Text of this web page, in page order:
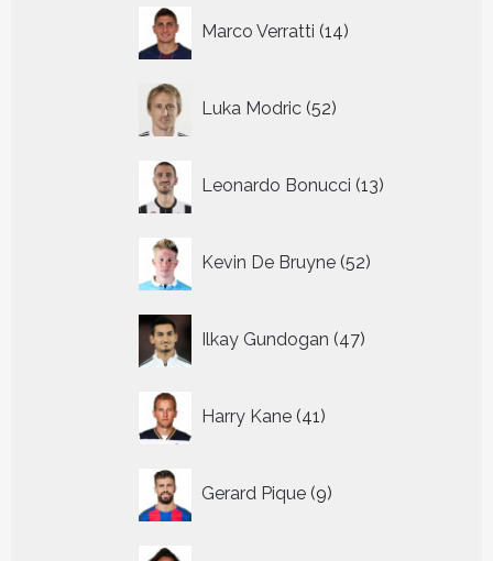
Marco Verratti 14
producten
Luka Modric 52
producten
Leonardo Bonucci 13
producten
Kevin De Bruyne 52
producten
Ilkay Gundogan 47
producten
Harry Kane 41
producten
Gerard Pique 9
producten